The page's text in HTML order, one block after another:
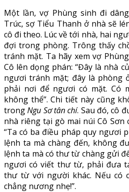
Một lần, vợ Phùng sinh đi
Trúc, sợ Tiểu Thanh ở nhà sẽ
cô đi theo. Lúc về tới nhà, hai
đợi trong phòng. Trông thấy
tránh mặt. Ta hãy xem vợ
Cô lên dọng phán: “Đây là nhà
ngươi tránh mặt; đây là phòng
phải nơi để ngươi có mặt. Có
không thể”. Chi tiết này cũng
trongNgu Sơ tân chí. Sau đó, cô
nhà riêng tại gò mai núi Cô Sơn
“Ta có ba điều pháp quy ngươi
lệnh ta mà chàng đến, không
lệnh ta mà có thư từ chàng gửi
ngươi có viết thư từ, phải đưa
thư từ với người khác. Nếu có
chẳng nương nhẹ!”.